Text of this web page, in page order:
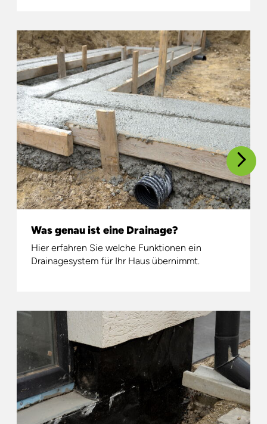
Was genau ist eine Drainage?
Hier erfahren Sie welche Funktionen ein
Drainagesystem für Ihr Haus übernimmt.